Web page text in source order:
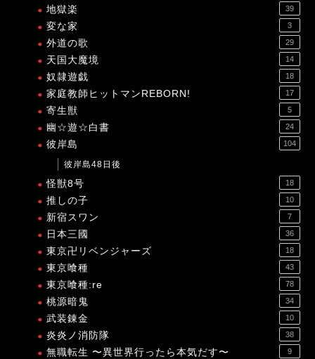
地獄楽 39
変な家 3
外道の歌 29
天国大魔境 14
奴隷遊戯 18
家庭教師ヒットマンREBORN! 17
寄生獣 5
幽☆遊☆白書 24
彼岸島 104
彼岸島48日後
怪獣8号 18
推しの子 10
新宿スワン 7
日本三國 36
東京卍リベンジャーズ 18
東京喰種 43
東京喰種:re 78
桃源暗鬼 34
武装錬金 10
炎炎ノ消防隊 38
無職転生 〜異世界行ったら本気だす〜 9